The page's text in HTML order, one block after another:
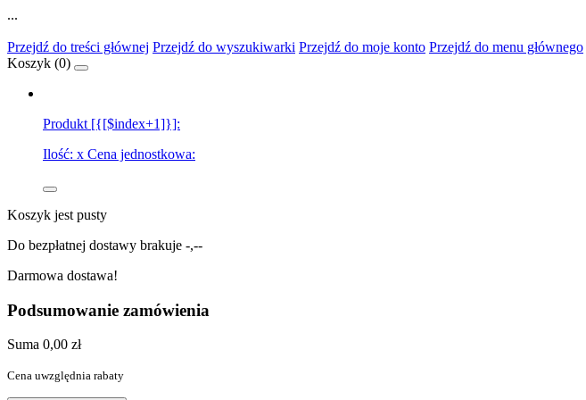
...
Przejdź do treści głównej Przejdź do wyszukiwarki Przejdź do moje konto Przejdź do menu głównego
Koszyk (0)
Produkt [{[$index+1]}]:
Ilość: x Cena jednostkowa:
Koszyk jest pusty
Do bezpłatnej dostawy brakuje -,--
Darmowa dostawa!
Podsumowanie zamówienia
Suma 0,00 zł
Cena uwzględnia rabaty